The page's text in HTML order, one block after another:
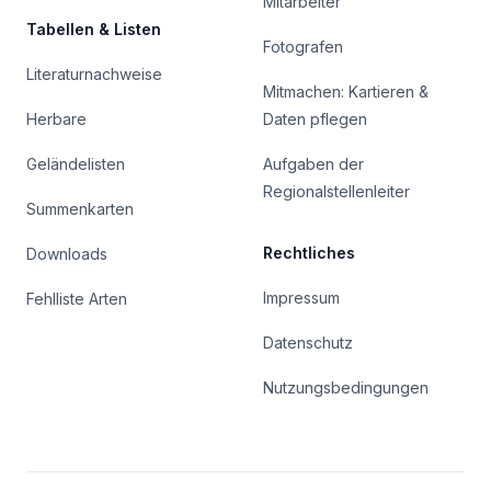
Tabellen & Listen
Literaturnachweise
Herbare
Geländelisten
Summenkarten
Downloads
Fehlliste Arten
Fotografen
Mitmachen: Kartieren &
Daten pflegen
Aufgaben der
Regionalstellenleiter
Rechtliches
Impressum
Datenschutz
Nutzungsbedingungen